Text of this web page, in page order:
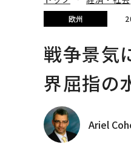
欧州
戦争景気
界屈指の
Ariel